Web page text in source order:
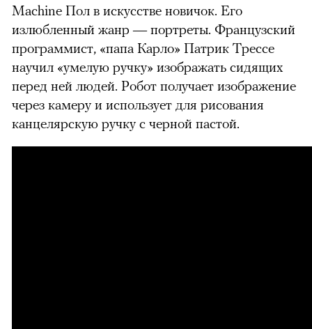
Machine Пол в искусстве новичок. Его
излюбленный жанр — портреты. Французский
программист, «папа Карло» Патрик Трессе
научил «умелую ручку» изображать сидящих
перед ней людей. Робот получает изображение
через камеру и использует для рисования
канцелярскую ручку с черной пастой.